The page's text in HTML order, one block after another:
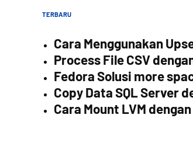
TERBARU
Cara Menggunakan
Process File CSV
Fedora Solusi more
Copy Data SQL Server
Cara Mount LVM